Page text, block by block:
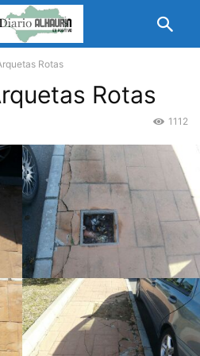
Rotas
Rotas
1112